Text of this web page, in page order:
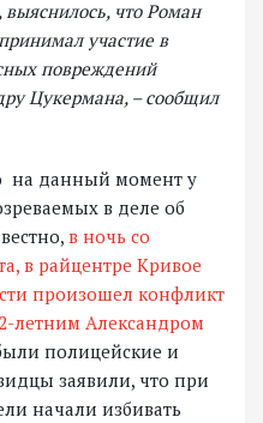
что Роман
участие в
повреждений
Цукермана, – сообщил
на данный момент у
в деле об
в ночь со
в райцентре Кривое
произошел конфликт
летним Александром
полицейские и
заявили, что при
начали избивать